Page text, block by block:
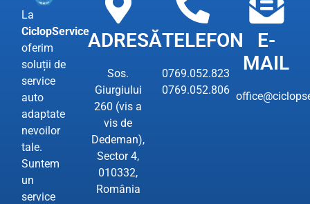
La
CiclopService
oferim
soluții de
service
auto
adaptate
nevoilor
tale.
Suntem
un
service
ADRESĂ
Sos.
Giurgiului
260 (vis a
vis de
Dedeman),
Sector 4,
010332,
România
TELEFON
0769.052.823
0769.052.806
E-
MAIL